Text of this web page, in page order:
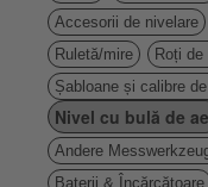
Accesorii de nivelare
Ruletă/mire
Roți
Șabloane și calibre
Nivel cu bulă de
Andere
Baterii & Încărcătoare